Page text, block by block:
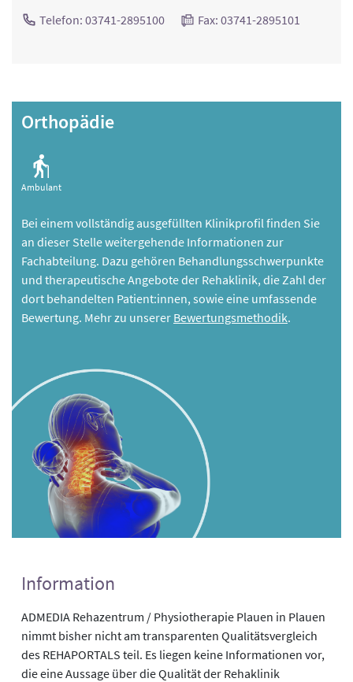
Telefon: 03741-2895100 Fax: 03741-2895101
Orthopädie
Ambulant
Bei einem vollständig ausgefüllten Klinikprofil finden Sie
an dieser Stelle weitergehende Informationen zur
Fachabteilung. Dazu gehören Behandlungsschwerpunkte
und therapeutische Angebote der Rehaklinik, die Zahl der
dort behandelten Patient:innen, sowie eine umfassende
Bewertung. Mehr zu unserer Bewertungsmethodik.
Information
ADMEDIA Rehazentrum / Physiotherapie Plauen in Plauen
nimmt bisher nicht am transparenten Qualitätsvergleich
des REHAPORTALS teil. Es liegen keine Informationen vor,
die eine Aussage über die Qualität der Rehaklinik